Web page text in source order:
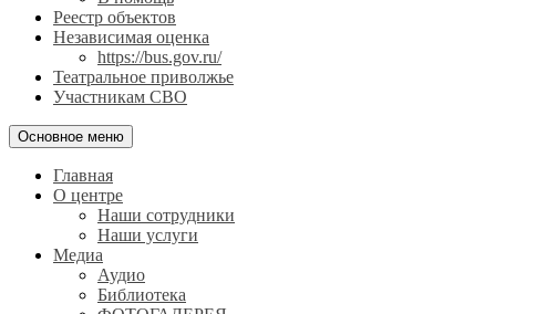
Реестр объектов
Независимая оценка
https://bus.gov.ru/
Театральное приволжье
Участникам СВО
Основное меню
Главная
О центре
Наши сотрудники
Наши услуги
Медиа
Аудио
Библиотека